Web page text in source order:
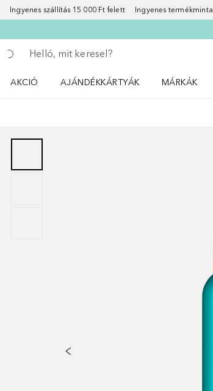
Ingyenes szállítás 15 000 Ft felett Ingyenes termékminta
Menj vissza
Keresés végrehajtása
AKCIÓ
AJÁNDÉKKÁRTYÁK
MÁRKÁK